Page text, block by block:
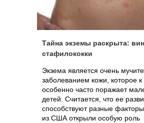
Тайна экземы раскрыта:
стафилококки
Экзема является очень
заболеванием кожи, которое
особенно часто поражает
детей. Считается, что ее
способствуют разные
из США открыли особую роль